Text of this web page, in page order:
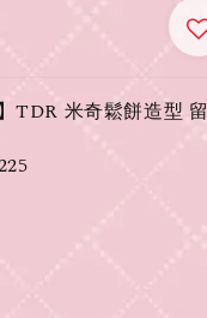
TDR 米奇鬆餅造型 留